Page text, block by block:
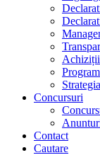
Concursuri
Contact
Cautare